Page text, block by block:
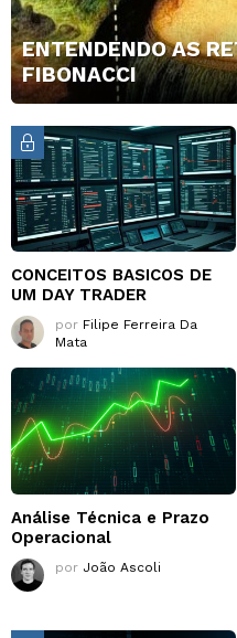
ENTENDENDO AS
FIBONACCI
CONCEITOS BASICOS DE
UM DAY TRADER
por Filipe Ferreira Da
Mata
Análise Técnica e Prazo
Operacional
por João Ascoli